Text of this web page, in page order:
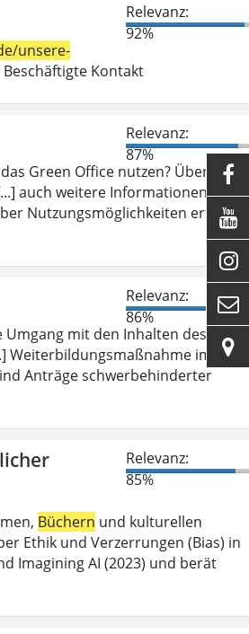
Relevanz:
92%
unsere-
Beschäftigte Kontakt
Relevanz:
87%
Green Office nutzen? Über das
auch weitere Informationen zum
Nutzungsmöglichkeiten
Relevanz:
86%
mit den Inhalten des
Weiterbildungsmaßnahme im
Anträge schwerbehinderter
Relevanz:
85%
Büchern und kulturellen
Ethik und Verzerrungen (Bias) in
Imagining AI (2023) und berät




